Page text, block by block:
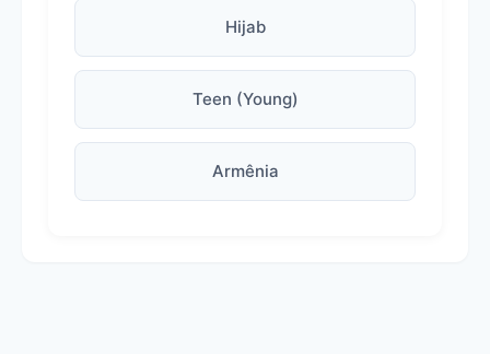
Hijab
Teen (Young)
Armênia